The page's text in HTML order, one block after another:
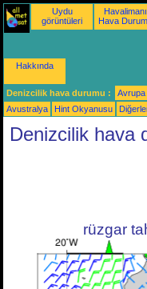
Uydu
görüntüleri
Havalimanı
Hava
Hakkında
Denizcilik hava durumu : Avrupa
Avustralya
Hint Okyanusu
Denizcilik hava
rüzgar